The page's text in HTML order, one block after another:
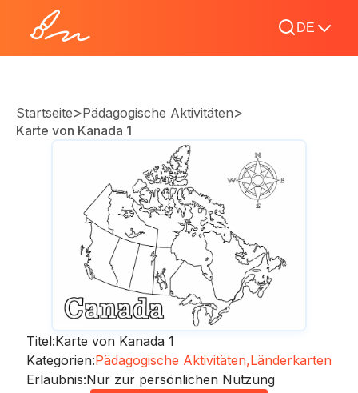
DE
Startseite>Pädagogische Aktivitäten>
Karte von Kanada 1
Titel:Karte von Kanada 1
Kategorien:Pädagogische Aktivitäten,Länderkarten
Erlaubnis:Nur zur persönlichen Nutzung